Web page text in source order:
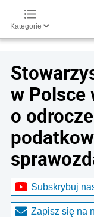
Kategorie
w Polsce
o
Subskrybuj
Zapisz się na